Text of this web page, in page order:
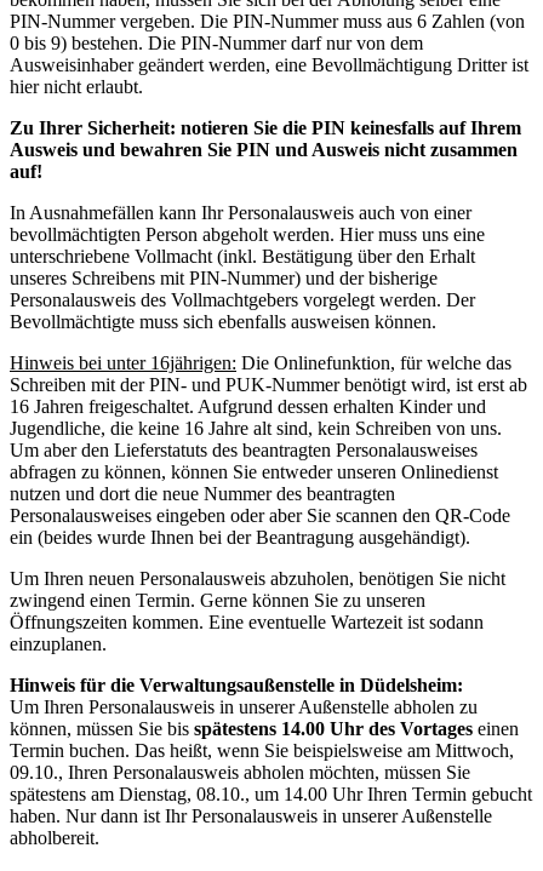
PIN-Nummer vergeben. Die PIN-Nummer muss aus 6 Zahlen (von
0 bis 9) bestehen. Die PIN-Nummer darf nur von dem
Ausweisinhaber geändert werden, eine Bevollmächtigung Dritter ist
hier nicht erlaubt.
Zu Ihrer Sicherheit: notieren Sie die PIN keinesfalls auf Ihrem
Ausweis und bewahren Sie PIN und Ausweis nicht zusammen
auf!
In Ausnahmefällen kann Ihr Personalausweis auch von einer
bevollmächtigten Person abgeholt werden. Hier muss uns eine
unterschriebene Vollmacht (inkl. Bestätigung über den Erhalt
unseres Schreibens mit PIN-Nummer) und der bisherige
Personalausweis des Vollmachtgebers vorgelegt werden. Der
Bevollmächtigte muss sich ebenfalls ausweisen können.
Hinweis bei unter 16jährigen: Die Onlinefunktion, für welche das
Schreiben mit der PIN- und PUK-Nummer benötigt wird, ist erst ab
16 Jahren freigeschaltet. Aufgrund dessen erhalten Kinder und
Jugendliche, die keine 16 Jahre alt sind, kein Schreiben von uns.
Um aber den Lieferstatuts des beantragten Personalausweises
abfragen zu können, können Sie entweder unseren Onlinedienst
nutzen und dort die neue Nummer des beantragten
Personalausweises eingeben oder aber Sie scannen den QR-Code
ein (beides wurde Ihnen bei der Beantragung ausgehändigt).
Um Ihren neuen Personalausweis abzuholen, benötigen Sie nicht
zwingend einen Termin. Gerne können Sie zu unseren
Öffnungszeiten kommen. Eine eventuelle Wartezeit ist sodann
einzuplanen.
Hinweis für die Verwaltungsaußenstelle in Düdelsheim:
Um Ihren Personalausweis in unserer Außenstelle abholen zu
können, müssen Sie bis spätestens 14.00 Uhr des Vortages einen
Termin buchen. Das heißt, wenn Sie beispielsweise am Mittwoch,
09.10., Ihren Personalausweis abholen möchten, müssen Sie
spätestens am Dienstag, 08.10., um 14.00 Uhr Ihren Termin gebucht
haben. Nur dann ist Ihr Personalausweis in unserer Außenstelle
abholbereit.